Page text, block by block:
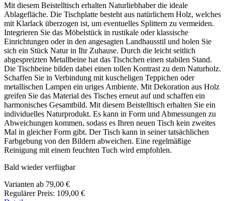
Mit diesem Beistelltisch erhalten Naturliebhaber die ideale
Ablagefläche. Die Tischplatte besteht aus natürlichem Holz, welches
mit Klarlack überzogen ist, um eventuelles Splittern zu vermeiden.
Integrieren Sie das Möbelstück in rustikale oder klassische
Einrichtungen oder in den angesagten Landhausstil und holen Sie
sich ein Stück Natur in Ihr Zuhause. Durch die leicht seitlich
abgespreizten Metallbeine hat das Tischchen einen stabilen Stand.
Die Tischbeine bilden dabei einen tollen Kontrast zu dem Naturholz.
Schaffen Sie in Verbindung mit kuscheligen Teppichen oder
metallischen Lampen ein uriges Ambiente. Mit Dekoration aus Holz
greifen Sie das Material des Tisches erneut auf und schaffen ein
harmonisches Gesamtbild. Mit diesem Beistelltisch erhalten Sie ein
individuelles Naturprodukt. Es kann in Form und Abmessungen zu
Abweichungen kommen, sodass es Ihren neuen Tisch kein zweites
Mal in gleicher Form gibt. Der Tisch kann in seiner tatsächlichen
Farbgebung von den Bildern abweichen. Eine regelmäßige
Reinigung mit einem feuchten Tuch wird empfohlen.
Bald wieder verfügbar
Varianten ab 79,00 €
Regulärer Preis: 109,00 €